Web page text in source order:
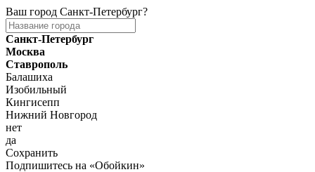
Ваш город Санкт-Петербург?
Санкт-Петербург
Москва
Ставрополь
Балашиха
Изобильный
Кингисепп
Нижний Новгород
нет
да
Сохранить
Подпишитесь на «Обойкин»